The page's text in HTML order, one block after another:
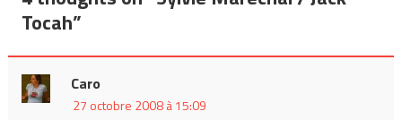
l’article
Tocah”
Caro
27 octobre 2008 à 15:09